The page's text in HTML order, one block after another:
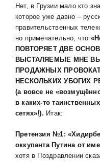
Нет, в Грузии мало кто
которое уже давно –
правительственных
но примечательно, что
ПОВТОРЯЕТ ДВЕ
ВЫСТАЛЯЕМЫЕ МНЕ
ПРОДАЖНЫХ
НЕСКОЛЬКИХ УБОГИХ
(а вовсе не
в каких-то
сетях»!). Итак:
Претензия №1:
оккупанта Путина от
хотя в Поздравлении